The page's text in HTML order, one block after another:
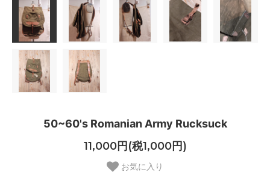
50~60's Romanian Army Rucksuck
11,000円(税1,000円)
お気に入り